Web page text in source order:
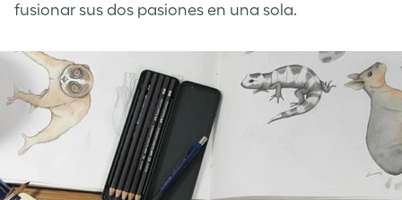
fusionar sus dos pasiones en una sola.